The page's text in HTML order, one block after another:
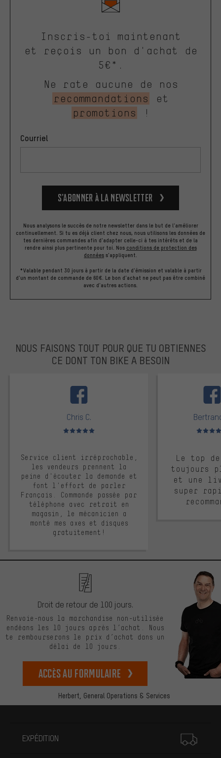
Inscris-toi maintenant
et reçois un bon d'achat de
5€*.
Ne rate aucune de nos
recommandations
et
promotions
!
Courriel
S’abonner à la newsletter
Nous analysons le succès de notre newsletter dans le but de l'améliorer
continuellement. Si tu es déjà client chez nous, nous utilisons les données de
tes dernières commandes afin d'adapter celle-ci à tes intérêts et de la
rendre ainsi plus pertinente pour toi. Nos conditions de protection des
données s'appliquent.
*Valable pendant 30 jours à partir de la date d'émission et valable à partir
d'un montant de commande de 60€. Le bon d'achat ne peut pas être combiné
avec d'autres actions.
NOUS FAISONS TOUT POUR QUE TU OBTIENNES
CE DONT TON BIKE A BESOIN
Chris C.
Note moyenne : 5 sur 5
Service client irréprochable,
les vendeurs prennent la
peine d'écouter la demande et
font l'effort de parler
Français. Commande passée par
téléphone avec retrait en
magasin, le mécanicien a
monté mes axes et disques
gratuitement!
Note
Le top
toujours
et une
super
Herbert, General Operations & Services
Droit de retour de 100 jours.
Renvoie-nous la marchandise non-utilisée
endéans les 10 jours après l’achat. Nous
te rembourserons le prix d’achat dans un
délai de 10 jours.
Accès au formulaire
EXPÉDITION